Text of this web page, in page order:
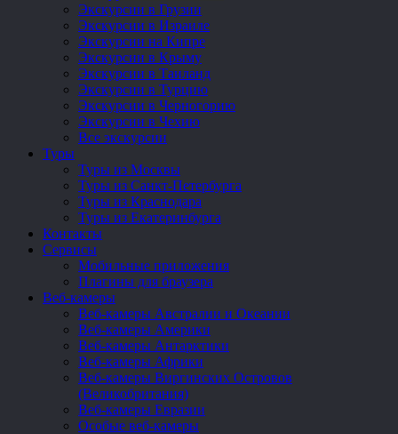
Экскурсии в Грузии
Экскурсии в Израиле
Экскурсии на Кипре
Экскурсии в Крыму
Экскурсии в Таиланд
Экскурсии в Турцию
Экскурсии в Черногорию
Экскурсии в Чехию
Все экскурсии
Туры
Туры из Москвы
Туры из Санкт-Петербурга
Туры из Краснодара
Туры из Екатеринбурга
Контакты
Сервисы
Мобильные приложения
Плагины для браузера
Веб-камеры
Веб-камеры Австралии и Океании
Веб-камеры Америки
Веб-камеры Антарктики
Веб-камеры Африки
Веб-камеры Виргинских Островов
(Великобритания)
Веб-камеры Евразии
Особые веб-камеры